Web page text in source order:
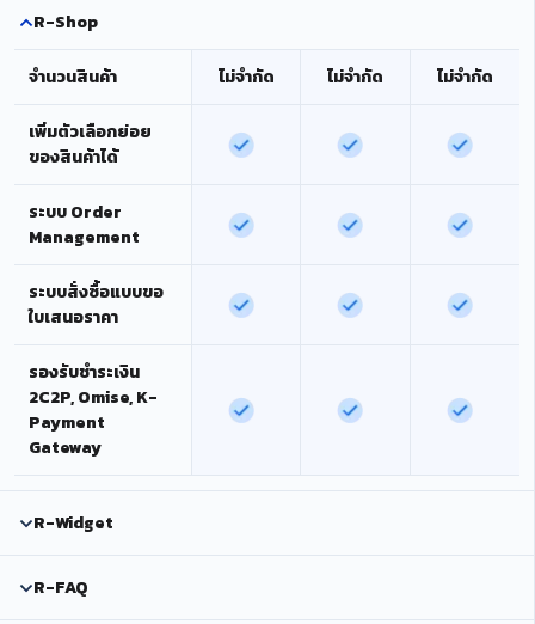
R-Shop
จำนวนสินค้า ไม่จำกัด ไม่จำกัด ไม่จำกัด
เพิ่มตัวเลือกย่อย
ของสินค้าได้
ระบบ Order
Management
ระบบสั่งซื้อแบบขอ
ใบเสนอราคา
รองรับชำระเงิน
2C2P, Omise, K-
Payment
Gateway
R-Widget
R-FAQ